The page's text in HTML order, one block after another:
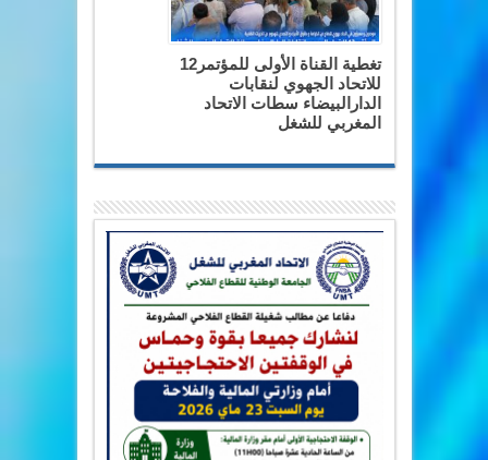
تغطية القناة الأولى للمؤتمر12
للاتحاد الجهوي لنقابات
الدارالبيضاء سطات الاتحاد
المغربي للشغل